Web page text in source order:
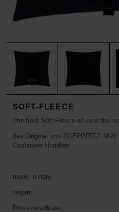
SALE
TOPS
HOSEN
SALE
SOFT-FLEECE
The best Soft-Fleece all over the
das Original von ZOEPPRITZ
Cashmere Handfeel
made in Italy
vegan
Reissverschluss